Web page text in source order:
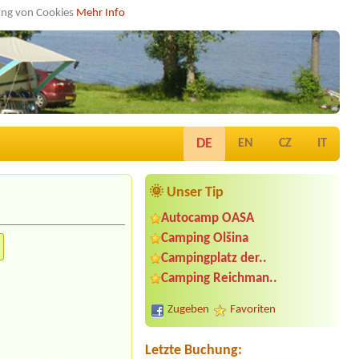
von Cookies Mehr Info
DE EN CZ IT
🌞 Unser Tip
Autocamp OASA
Camping Olšina
Campingplatz der..
Camping Reichman..
Zugeben Favoriten
Letzte Buchung:
Termin ab 2026-08-02 |
Eben
Termin ab 2026-07-28 |
1x Platz für Zelt 4 Personen und 1x